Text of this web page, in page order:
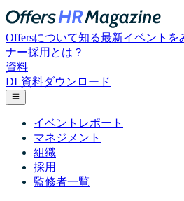
Offersについて知る最新イベントを
ナー採用とは？
資料
DL資料ダウンロード
イベントレポート
マネジメント
組織
採用
監修者一覧